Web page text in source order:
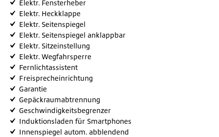
Elektr. Fensterheber
Elektr. Heckklappe
Elektr. Seitenspiegel
Elektr. Seitenspiegel anklappbar
Elektr. Sitzeinstellung
Elektr. Wegfahrsperre
Fernlichtassistent
Freisprecheinrichtung
Garantie
Gepäckraumabtrennung
Geschwindigkeitsbegrenzer
Induktionsladen für Smartphones
Innenspiegel autom. abblendend